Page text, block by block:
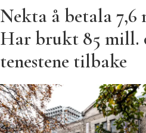
Nekta å betala 7,6
Har brukt 85 mill.
tenestene tilbake